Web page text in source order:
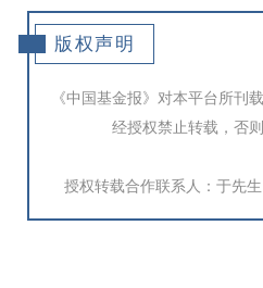
版权声明
《中国基金报》对本平台所刊
经授权禁止转载，否
授权转载合作联系人：于先生